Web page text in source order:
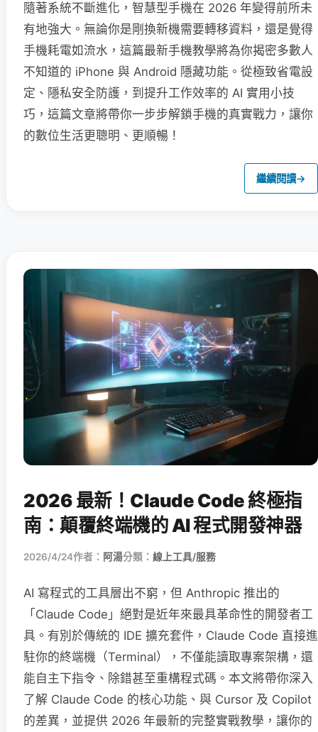
隨著系統不斷進化，智慧型手機在 2026 年變得前所未
有地強大。無論你是剛換新機需要轉移資料，還是覺得
手機耗電如流水，這篇最新手機教學將為你揭密多數人
不知道的 iPhone 與 Android 隱藏功能。從極致省電設
定、隱私安全防護，到提升工作效率的 AI 實用小技
巧，這篇文章將帶你一步步解鎖手機的真實戰力，讓你
的數位生活更聰明、更順暢！
繼續閱讀→
2026 最新！Claude Code 終極指
南：顛覆終端機的 AI 程式開發神器
2026/4/24作者： 阿湯分類： 線上工具/服務
AI 寫程式的工具層出不窮，但 Anthropic 推出的
「Claude Code」絕對是近年來最具革命性的開發者工
具。有別於傳統的 IDE 擴充套件，Claude Code 直接進
駐你的終端機（Terminal），不僅能讀取專案架構，還
能自主下指令、除錯甚至重構程式碼。本文將帶你深入
了解 Claude Code 的核心功能、與 Cursor 及 Copilot
的差異，並提供 2026 年最新的完整實戰教學，讓你的